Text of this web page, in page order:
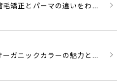
毛矯正とパーマの違いをわ...
ーガニックカラーの魅力と...